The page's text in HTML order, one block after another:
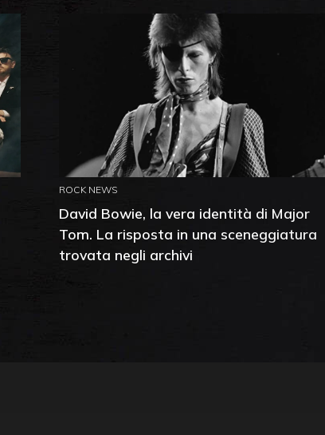
ROCK NEWS
David Bowie, la vera identità di Major
Tom. La risposta in una sceneggiatura
trovata negli archivi